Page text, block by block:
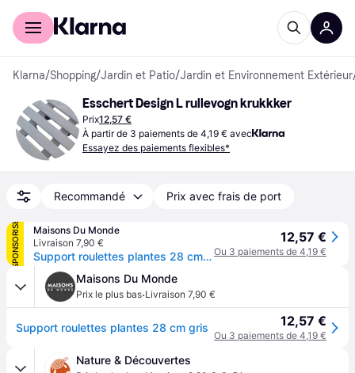
Acheter avec Klarna
Klarna/Shopping/Jardin et Patio/Jardin et Environnement Extérieur
Esschert Design L rullevogn krukkker
Prix12,57 €
À partir de 3 paiements de 4,19 € avec
Essayez des paiements flexibles*
Recommandé Prix avec frais de port
SPONSORISÉ
Maisons Du Monde
Livraison 7,90 €
Support roulettes plantes 28 cm gris
12,57 €
Ou 3 paiements de 4,19 €
Maisons Du Monde
Prix le plus bas·Livraison 7,90 €
Support roulettes plantes 28 cm gris 12,57 €
Ou 3 paiements de 4,19 €
Nature & Découvertes